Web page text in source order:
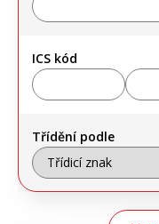
ICS kód
Třídění podle